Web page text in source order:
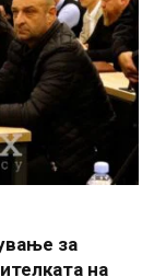
за
на